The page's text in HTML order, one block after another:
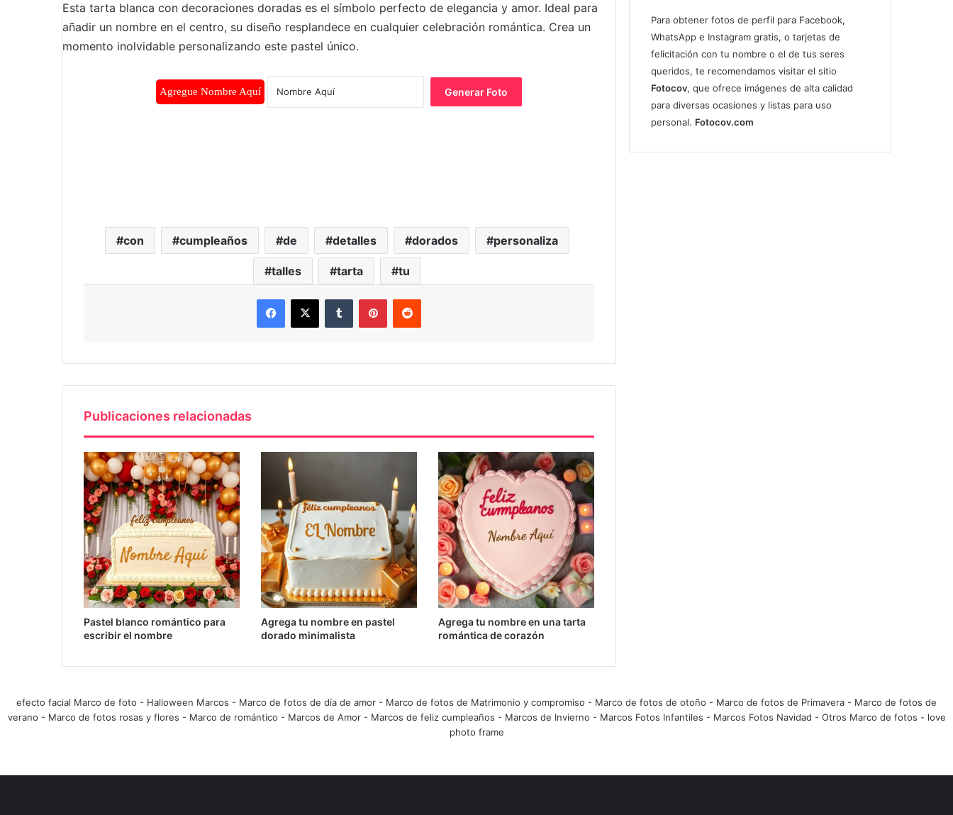
Esta tarta blanca con decoraciones doradas es el símbolo perfecto de elegancia y amor. Ideal para
añadir un nombre en el centro, su diseño resplandece en cualquier celebración romántica. Crea un
momento inolvidable personalizando este pastel único.
Agregue Nombre Aquí Generar Foto
con cumpleaños de detalles dorados personaliza
talles tarta tu
Facebook
X TumblrPinterestReddit
Publicaciones relacionadas
Pastel blanco romántico para
escribir el nombre
Agrega tu nombre en pastel
dorado minimalista
Agrega tu nombre en una tarta
romántica de corazón
Para obtener fotos de perfil para Facebook,
WhatsApp e Instagram gratis, o tarjetas de
felicitación con tu nombre o el de tus seres
queridos, te recomendamos visitar el sitio
Fotocov, que ofrece imágenes de alta calidad
para diversas ocasiones y listas para uso
personal. Fotocov.com
efecto facial Marco de foto - Halloween Marcos - Marco de fotos de día de amor - Marco de fotos de Matrimonio y compromiso - Marco de fotos de otoño - Marco de fotos de Primavera - Marco de fotos de
verano - Marco de fotos rosas y flores - Marco de romántico - Marcos de Amor- Marcos de feliz cumpleaños - Marcos de Invierno - Marcos Fotos Infantiles - Marcos Fotos Navidad - Otros Marco de fotos - love
photo frame